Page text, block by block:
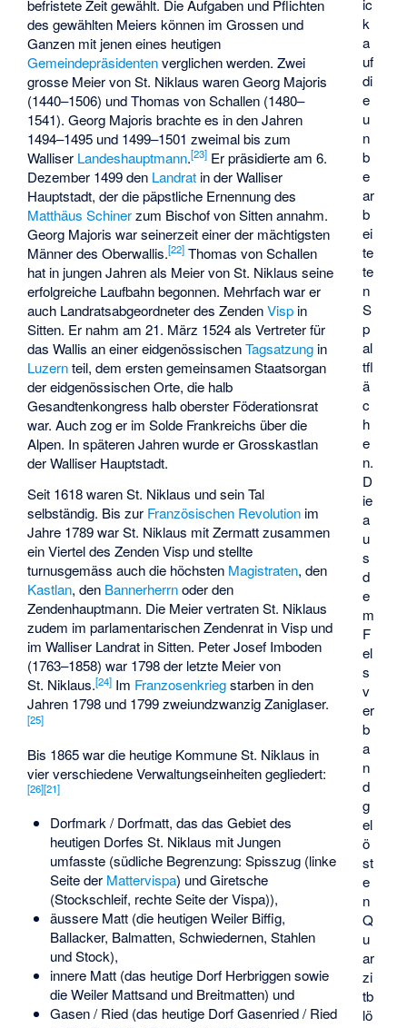
k
a
uf
di
e
u
n
b
e
ar
b
ei
te
te
n
S
p
al
tfl
ä
c
h
e
n.
D
ie
a
u
s
d
e
m
F
el
s
v
er
b
a
n
d
g
el
ö
st
e
n
Q
u
ar
zi
tb
lö
befristete Zeit gewählt. Die Aufgaben und Pflichten
des gewählten Meiers können im Grossen und
Ganzen mit jenen eines heutigen
Gemeindepräsidentenverglichen werden. Zwei
grosse Meier von St. Niklaus warenGeorg Majoris
(1440–1506) undThomas von Schallen (1480–
1541). Georg Majoris brachte es in den Jahren
1494–1495 und 1499–1501 zweimal bis zum
Walliser Landeshauptmann.[23] Er präsidierte am 6.
Dezember 1499 den Landrat in der Walliser
Hauptstadt, der die päpstliche Ernennung des
Matthäus Schinerzum Bischof von Sitten annahm.
Georg Majoris war seinerzeit einer der mächtigsten
Männer des Oberwallis.[22] Thomas von Schallen
hat in jungen Jahren als Meier von St. Niklaus seine
erfolgreiche Laufbahn begonnen. Mehrfach war er
auch Landratsabgeordneter des ZendenVisp in
Sitten. Er nahm am 21. März 1524 als Vertreter für
das Wallis an einer eidgenössischenTagsatzung in
Luzernteil, dem ersten gemeinsamen Staatsorgan
der eidgenössischen Orte, die halb
Gesandtenkongress halb oberster Föderationsrat
war. Auch zog er im Solde Frankreichs über die
Alpen. In späteren Jahren wurde er Grosskastlan
der Walliser Hauptstadt.
Seit 1618 waren St. Niklaus und sein Tal
selbständig. Bis zur Französischen Revolution im
Jahre 1789 war St. Niklaus mit Zermatt zusammen
ein Viertel des Zenden Visp und stellte
turnusgemäss auch die höchsten Magistraten, den
Kastlan, den Bannerherrnoder den
Zendenhauptmann. Die Meier vertraten St. Niklaus
zudem im parlamentarischen Zendenrat in Visp und
im Walliser Landrat in Sitten. Peter Josef Imboden
(1763–1858) war 1798 der letzte Meier von
St. Niklaus.[24] Im Franzosenkriegstarben in den
Jahren 1798 und 1799 zweiundzwanzig Zaniglaser.
[25]
Bis 1865 war die heutige Kommune St. Niklaus in
vier verschiedene Verwaltungseinheiten gegliedert:
[26][21]
Dorfmark / Dorfmatt, das das Gebiet des
heutigen Dorfes St. Niklaus mit Jungen
umfasste (südliche Begrenzung: Spisszug (linke
Seite der Mattervispa) und Giretsche
(Stockschleif, rechte Seite der Vispa)),
äussere Matt (die heutigen Weiler Biffig,
Ballacker, Balmatten, Schwiedernen, Stahlen
und Stock),
innere Matt (das heutige Dorf Herbriggen sowie
die Weiler Mattsand und Breitmatten) und
Gasen / Ried (das heutige Dorf Gasenried / Ried